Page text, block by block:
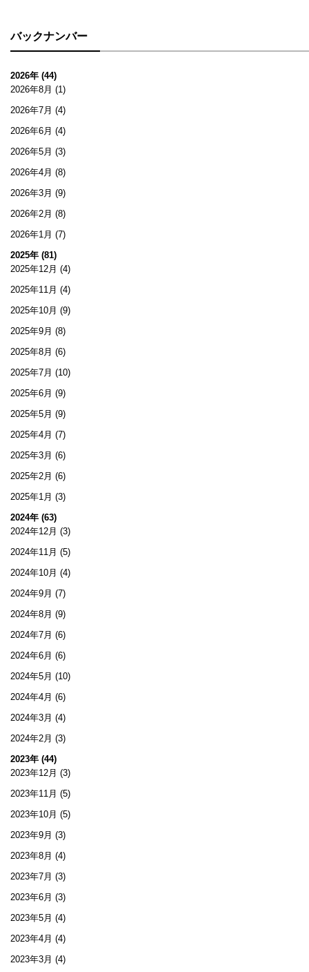
バックナンバー
2026年 (44)
2026年8月 (1)
2026年7月 (4)
2026年6月 (4)
2026年5月 (3)
2026年4月 (8)
2026年3月 (9)
2026年2月 (8)
2026年1月 (7)
2025年 (81)
2025年12月 (4)
2025年11月 (4)
2025年10月 (9)
2025年9月 (8)
2025年8月 (6)
2025年7月 (10)
2025年6月 (9)
2025年5月 (9)
2025年4月 (7)
2025年3月 (6)
2025年2月 (6)
2025年1月 (3)
2024年 (63)
2024年12月 (3)
2024年11月 (5)
2024年10月 (4)
2024年9月 (7)
2024年8月 (9)
2024年7月 (6)
2024年6月 (6)
2024年5月 (10)
2024年4月 (6)
2024年3月 (4)
2024年2月 (3)
2023年 (44)
2023年12月 (3)
2023年11月 (5)
2023年10月 (5)
2023年9月 (3)
2023年8月 (4)
2023年7月 (3)
2023年6月 (3)
2023年5月 (4)
2023年4月 (4)
2023年3月 (4)